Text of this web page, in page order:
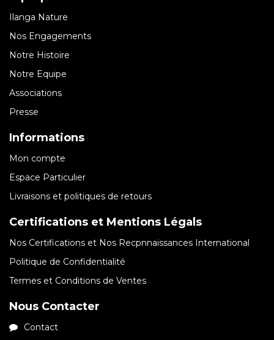
Ilanga Nature
Nos Engagements
Notre Histoire
Notre Equipe
Associations
Presse
Informations
Mon compte
Espace Particulier
Livraisons et politiques de retours
Certifications et Mentions Légals
Nos Certifications et Nos Recpnnaissances International
Politique de Confidentialité
Termes et Conditions de Ventes
Nous Contacter
Contact